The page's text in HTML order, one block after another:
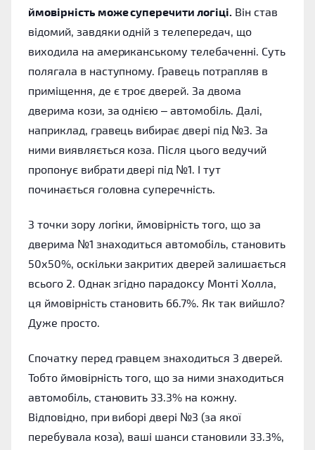
ймовірність може суперечити логіці. Він став
відомий, завдяки одній з телепередач, що
виходила на американському телебаченні. Суть
полягала в наступному. Гравець потрапляв в
приміщення, де є троє дверей. За двома
дверима кози, за однією – автомобіль. Далі,
наприклад, гравець вибирає двері під №3. За
ними виявляється коза. Після цього ведучий
пропонує вибрати двері під №1. І тут
починається головна суперечність.
З точки зору логіки, ймовірність того, що за
дверима №1 знаходиться автомобіль, становить
50х50%, оскільки закритих дверей залишається
всього 2. Однак згідно парадоксу Монті Холла,
ця ймовірність становить 66.7%. Як так вийшло?
Дуже просто.
Спочатку перед гравцем знаходиться 3 дверей.
Тобто ймовірність того, що за ними знаходиться
автомобіль, становить 33.3% на кожну.
Відповідно, при виборі двері №3 (за якої
перебувала коза), ваші шанси становили 33.3%,